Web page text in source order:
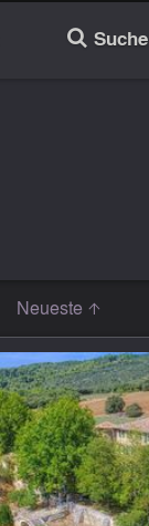
🔎 Suche
Neueste